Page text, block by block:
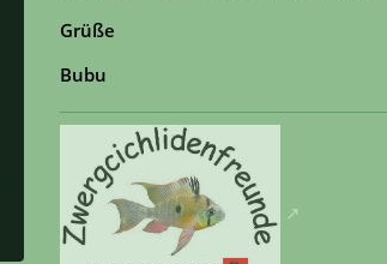
Grüße
Bubu